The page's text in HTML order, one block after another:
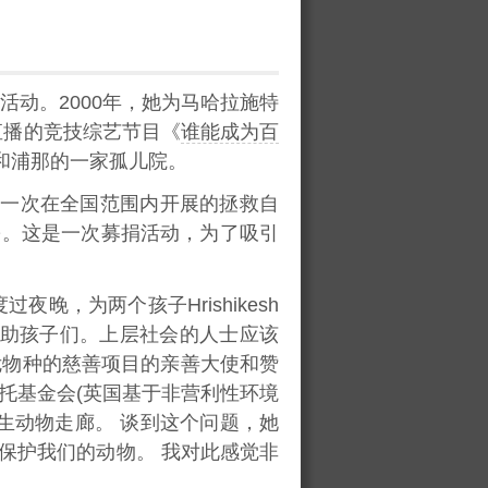
动。2000年，她为马哈拉施特
的竞技综艺节目《谁能成为百
那的一家孤儿院。
次在全国范围内开展的拯救自
这是一次募捐活动，为了吸引
夜晚，为两个孩子Hrishikesh
孩子们。上层社会的人士应该
种的慈善项目的亲善大使和赞
基金会(英国基于非营利性环境
动物走廊。 谈到这个问题，她
护我们的动物。 我对此感觉非